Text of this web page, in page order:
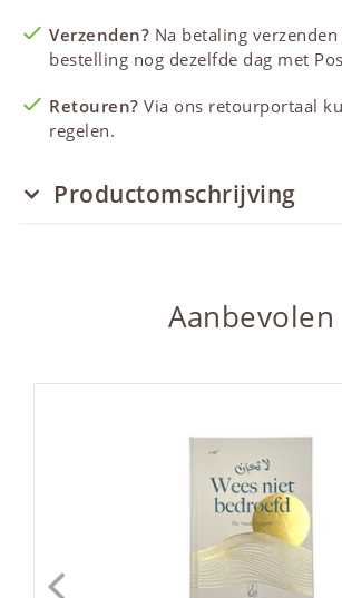
Verzenden? Na betaling
bestelling nog dezelfde dag met
Retouren? Via ons retourportaal
regelen.
Productomschrijving
Aanbevolen